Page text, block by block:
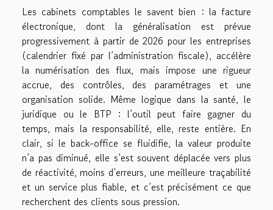
Les cabinets comptables le savent bien : la facture
électronique, dont la généralisation est prévue
progressivement à partir de 2026 pour les entreprises
(calendrier fixé par l’administration fiscale), accélère
la numérisation des flux, mais impose une rigueur
accrue, des contrôles, des paramétrages et une
organisation solide. Même logique dans la santé, le
juridique ou le BTP : l’outil peut faire gagner du
temps, mais la responsabilité, elle, reste entière. En
clair, si le back-office se fluidifie, la valeur produite
n’a pas diminué, elle s’est souvent déplacée vers plus
de réactivité, moins d’erreurs, une meilleure traçabilité
et un service plus fiable, et c’est précisément ce que
recherchent des clients sous pression.